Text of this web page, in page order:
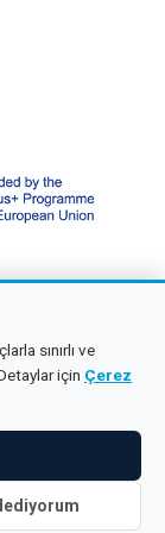
sınırlı ve
için Çerez